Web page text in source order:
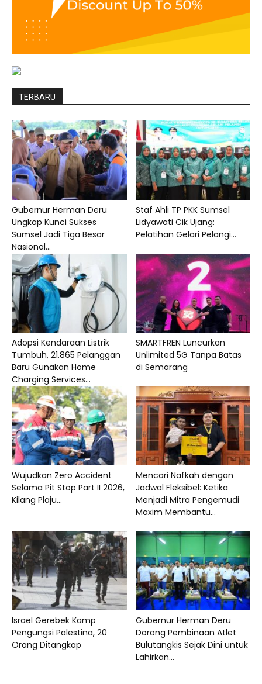
TERBARU
Gubernur Herman Deru
Ungkap Kunci Sukses
Sumsel Jadi Tiga Besar
Nasional...
Staf Ahli TP PKK Sumsel
Lidyawati Cik Ujang:
Pelatihan Gelari Pelangi...
Adopsi Kendaraan Listrik
Tumbuh, 21.865 Pelanggan
Baru Gunakan Home
Charging Services...
SMARTFREN Luncurkan
Unlimited 5G Tanpa Batas
di Semarang
Wujudkan Zero Accident
Selama Pit Stop Part II 2026,
Kilang Plaju...
Mencari Nafkah dengan
Jadwal Fleksibel: Ketika
Menjadi Mitra Pengemudi
Maxim Membantu...
Israel Gerebek Kamp
Pengungsi Palestina, 20
Orang Ditangkap
Gubernur Herman Deru
Dorong Pembinaan Atlet
Bulutangkis Sejak Dini untuk
Lahirkan...